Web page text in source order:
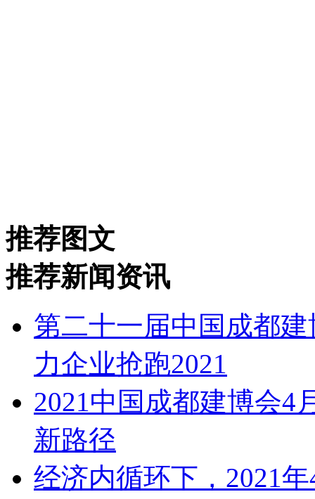
推荐图文
推荐新闻资讯
第二十一届中国成都
力企业抢跑2021
2021中国成都建博会4
新路径
经济内循环下，2021